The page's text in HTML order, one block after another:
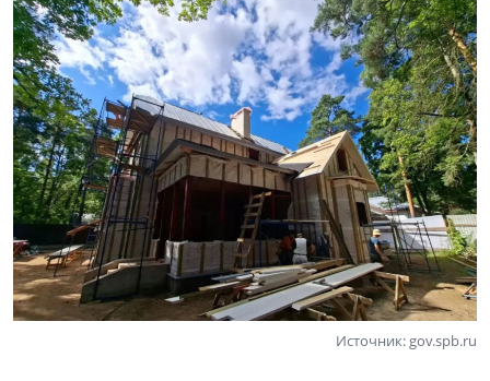
Источник: gov.spb.ru